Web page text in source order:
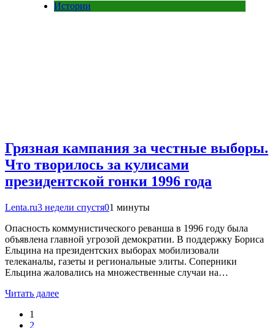
Истории
Грязная кампания за честные выборы.
Что творилось за кулисами
президентской гонки 1996 года
Lenta.ru3 недели спустя01 минуты
Опасность коммунистического реванша в 1996 году была
объявлена главной угрозой демократии. В поддержку Бориса
Ельцина на президентских выборах мобилизовали
телеканалы, газеты и региональные элиты. Соперники
Ельцина жаловались на множественные случаи на…
Читать далее
1
2